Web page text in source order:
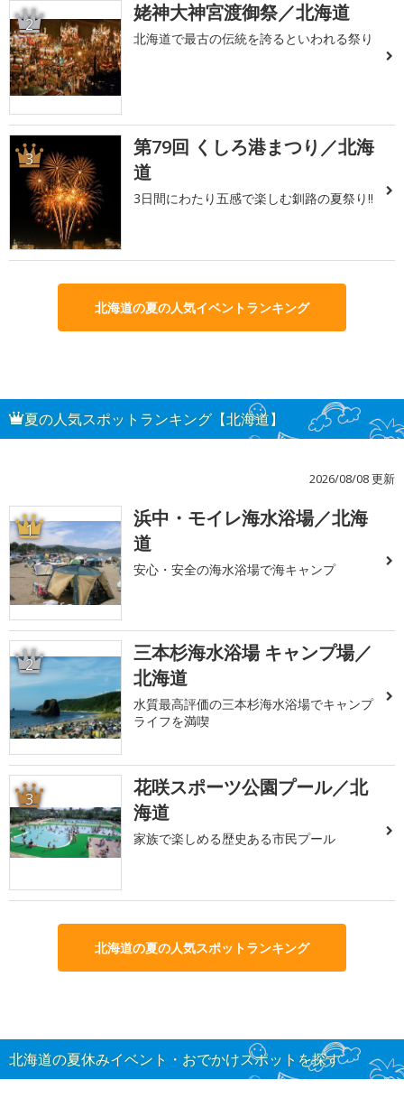
2 姥神大神宮渡御祭／北海道
北海道で最古の伝統を誇るといわれる祭り
3
第79回 くしろ港まつり／北海
道
3日間にわたり五感で楽しむ釧路の夏祭り!!
北海道の夏の人気イベントランキング
夏の人気スポットランキング【北海道】
2026/08/08 更新
1
浜中・モイレ海水浴場／北海
道
安心・安全の海水浴場で海キャンプ
2
三本杉海水浴場 キャンプ場／
北海道
水質最高評価の三本杉海水浴場でキャンプ
ライフを満喫
3
花咲スポーツ公園プール／北
海道
家族で楽しめる歴史ある市民プール
北海道の夏の人気スポットランキング
北海道の夏休みイベント・おでかけスポットを探す